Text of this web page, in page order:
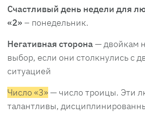
Счастливый день недели для
«2» – понедельник.
Негативная сторона— двойкам
выбор, если они столкнулись с
ситуацией
Число «3»— число троицы. Эти
талантливы,